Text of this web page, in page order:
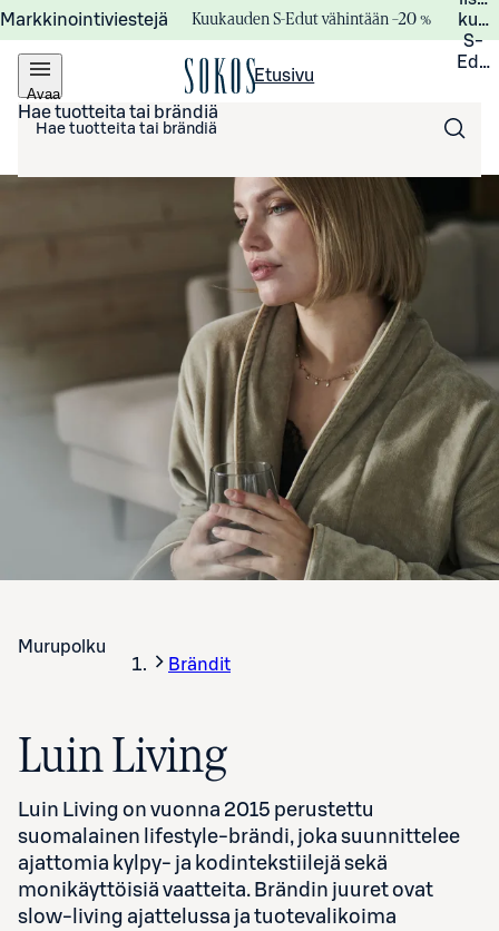
Markkinointiviestejä Kuukauden S-Edut vähintään –20 %
S-
Avaa
valikko
Etusivu
Hae tuotteita tai brändiä
Murupolku
Brändit
Luin Living
Luin Living on vuonna 2015 perustettu
suomalainen lifestyle-brändi, joka suunnittelee
ajattomia kylpy- ja kodintekstiilejä sekä
monikäyttöisiä vaatteita. Brändin juuret ovat
slow-living ajattelussa ja tuotevalikoima